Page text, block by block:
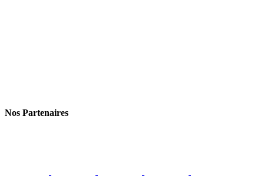
Nos Partenaires